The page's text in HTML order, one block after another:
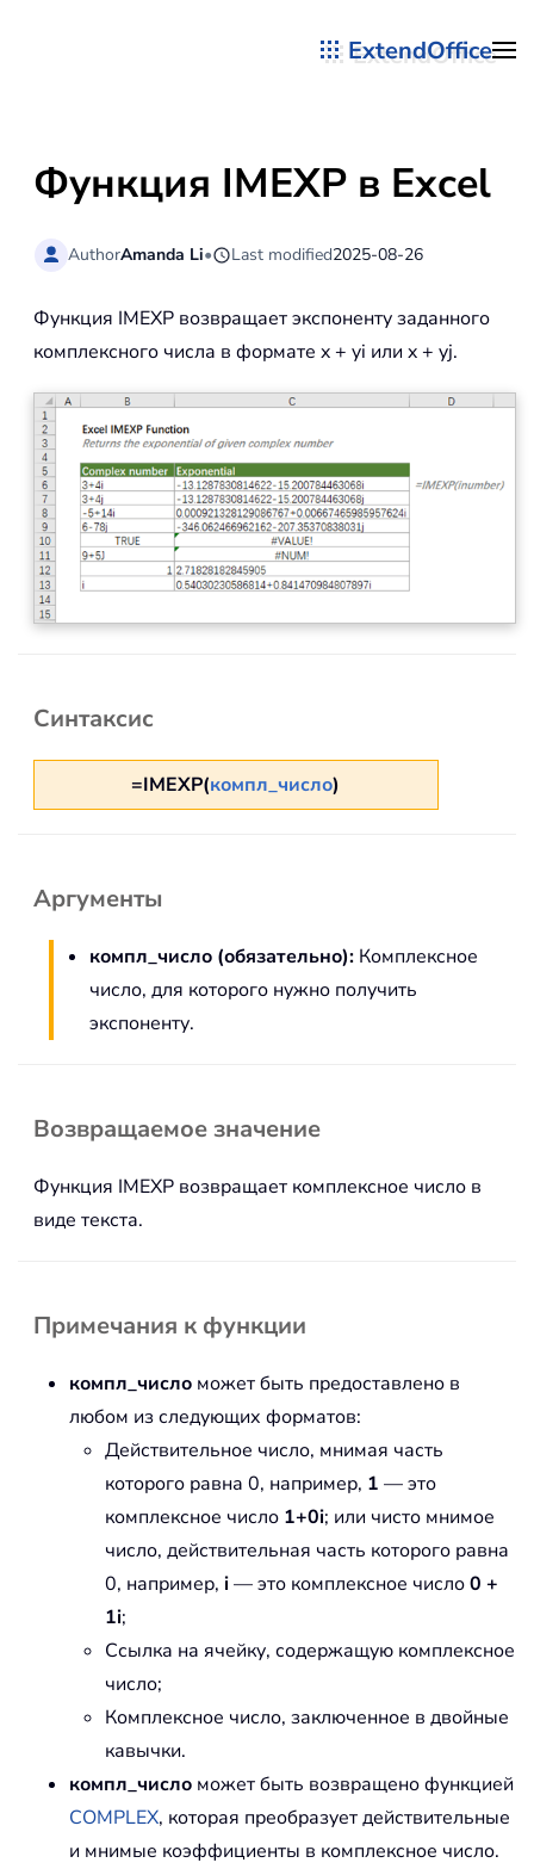
ExtendOffice
Функция IMEXP в Excel
AuthorAmanda Li• Last modified2025-08-26
Функция IMEXP возвращает экспоненту заданного
комплексного числа в формате x + yi или x + yj.
Синтаксис
=IMEXP(компл_число)
Аргументы
компл_число (обязательно): Комплексное
число, для которого нужно получить
экспоненту.
Возвращаемое значение
Функция IMEXP возвращает комплексное число в
виде текста.
Примечания к функции
компл_число может быть предоставлено в
любом из следующих форматов:
Действительное число, мнимая часть
которого равна 0, например, 1 — это
комплексное число 1+0i; или чисто мнимое
число, действительная часть которого равна
0, например, i— это комплексное число0 +
1i;
Ссылка на ячейку, содержащую комплексное
число;
Комплексное число, заключенное в двойные
кавычки.
компл_число может быть возвращено функцией
COMPLEX, которая преобразует действительные
и мнимые коэффициенты в комплексное число.